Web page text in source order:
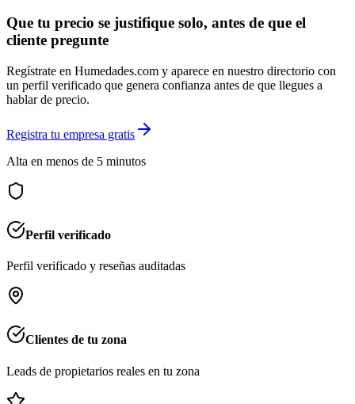
Que tu precio se justifique solo, antes de que el
cliente pregunte
Regístrate en Humedades.com y aparece en nuestro directorio con
un perfil verificado que genera confianza antes de que llegues a
hablar de precio.
Registra tu empresa gratis
Alta en menos de 5 minutos
Perfil verificado
Perfil verificado y reseñas auditadas
Clientes de tu zona
Leads de propietarios reales en tu zona